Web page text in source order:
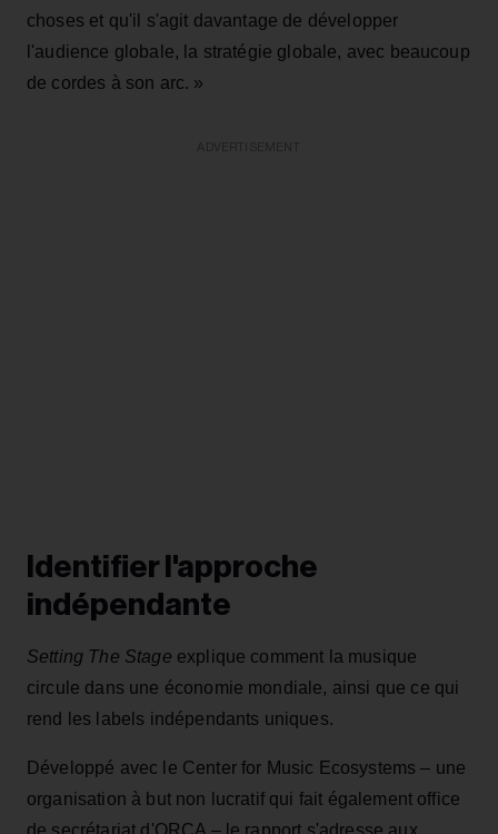
choses et qu'il s'agit davantage de développer
l'audience globale, la stratégie globale, avec beaucoup
de cordes à son arc. »
Identifier l'approche
indépendante
Setting The Stage explique comment la musique
circule dans une économie mondiale, ainsi que ce qui
rend les labels indépendants uniques.
Développé avec le Center for Music Ecosystems – une
organisation à but non lucratif qui fait également office
de secrétariat d'ORCA – le rapport s'adresse aux